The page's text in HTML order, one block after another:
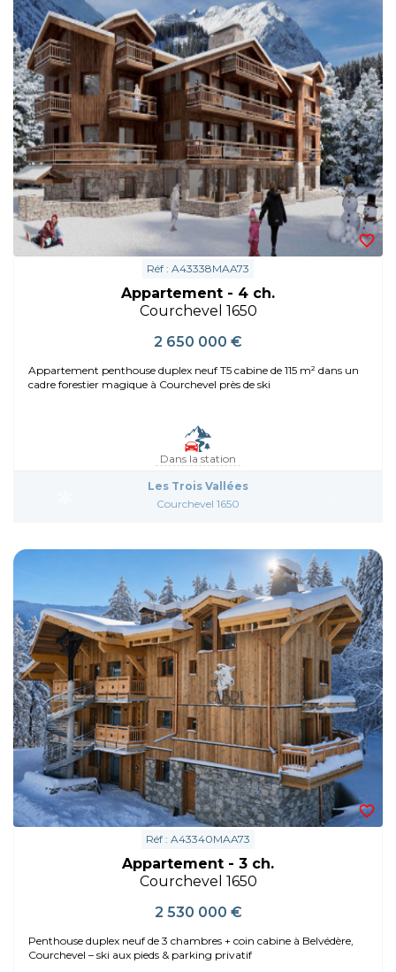
Réf : A43338MAA73
Appartement - 4 ch.
Courchevel 1650
2 650 000 €
Appartement penthouse duplex neuf T5 cabine de 115 m² dans un
cadre forestier magique à Courchevel près de ski
Dans la station
Les Trois Vallées
Courchevel 1650
Réf : A43340MAA73
Appartement - 3 ch.
Courchevel 1650
2 530 000 €
Penthouse duplex neuf de 3 chambres + coin cabine à Belvédère,
Courchevel – ski aux pieds & parking privatif